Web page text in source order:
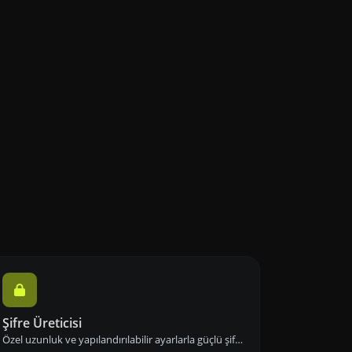
Şifre Üreticisi
Özel uzunluk ve yapılandırılabilir ayarlarla güçlü şifreler oluşturun. Sayılar, semboller, küçük ve büyük harf kombinasyonlarını kullanarak şifre güvenliğini artırın.